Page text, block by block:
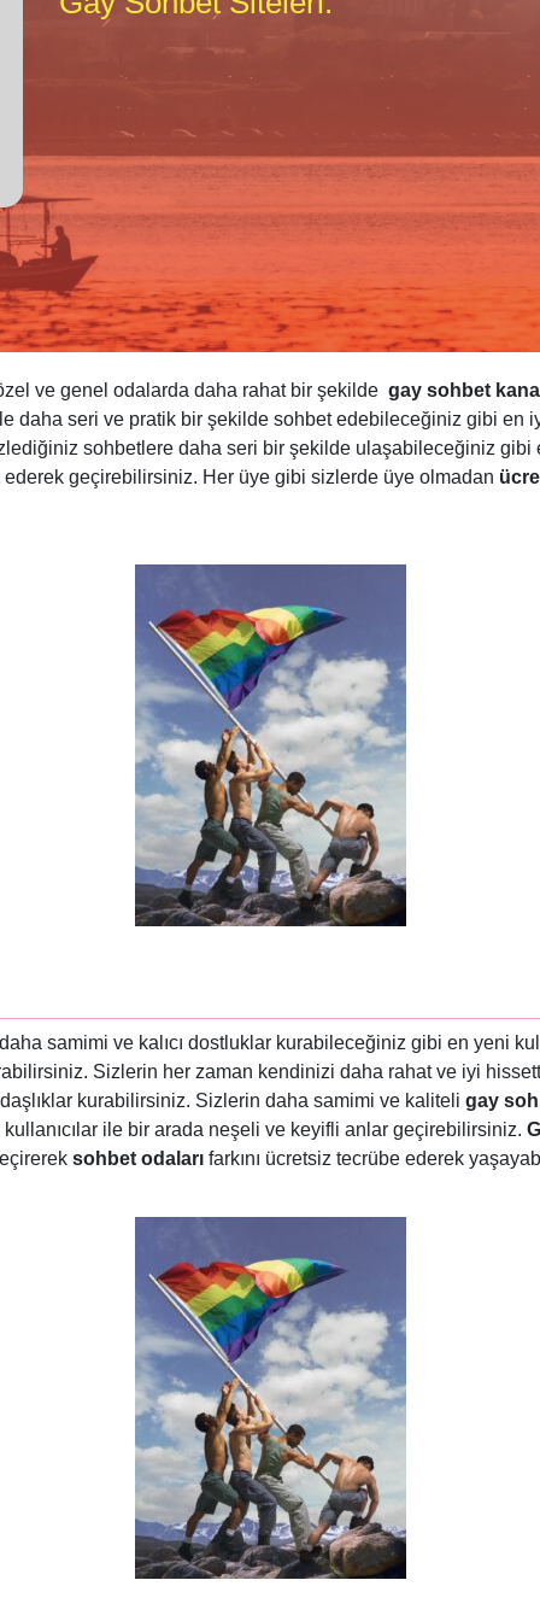
ve genel odalarda daha rahat bir şekilde gay sohbet
daha seri ve pratik bir şekilde sohbet edebileceğiniz gibi en
sohbetlere daha seri bir şekilde ulaşabileceğiniz gibi
ederek geçirebilirsiniz. Her üye gibi sizlerde üye olmadan
daha samimi ve kalıcı dostluklar kurabileceğiniz gibi en yeni
Sizlerin her zaman kendinizi daha rahat ve iyi
kurabilirsiniz. Sizlerin daha samimi ve kaliteli gay
kullanıcılar ile bir arada neşeli ve keyifli anlar geçirebilirsiniz.
sohbet odaları farkını ücretsiz tecrübe ederek